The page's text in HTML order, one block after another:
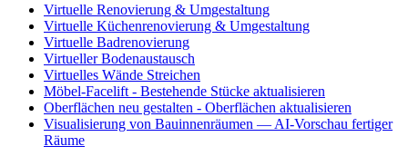
Virtuelle Renovierung & Umgestaltung
Virtuelle Küchenrenovierung & Umgestaltung
Virtuelle Badrenovierung
Virtueller Bodenaustausch
Virtuelles Wände Streichen
Möbel-Facelift - Bestehende Stücke aktualisieren
Oberflächen neu gestalten - Oberflächen aktualisieren
Visualisierung von Bauinnenräumen — AI-Vorschau fertiger
Räume